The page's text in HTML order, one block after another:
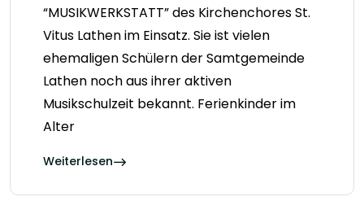
“MUSIKWERKSTATT” des Kirchenchores St.
Vitus Lathen im Einsatz. Sie ist vielen
ehemaligen Schülern der Samtgemeinde
Lathen noch aus ihrer aktiven
Musikschulzeit bekannt. Ferienkinder im
Alter
Weiterlesen